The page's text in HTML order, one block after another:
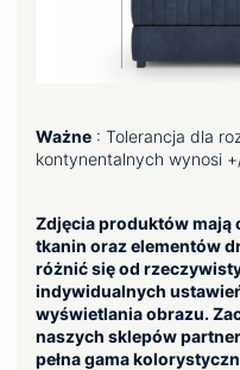
Ważne : Tolerancja dla
kontynentalnych wynosi
Zdjęcia produktów mają
tkanin oraz elementów
różnić się od
indywidualnych
wyświetlania obrazu.
naszych sklepów
pełna gama